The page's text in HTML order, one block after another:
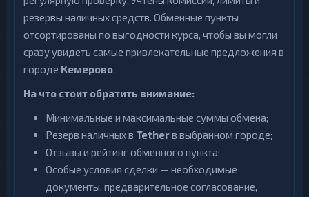
резервы наличных средств. Обменные пункты
отсортированы по выгодности курса, чтобы вы могли
сразу увидеть самые привлекательные предложения в
городе Кемерово.
На что стоит обратить внимание:
Минимальные и максимальные суммы обмена;
Резерв наличных в Tetherв выбранном городе;
Отзывы и рейтинг обменного пункта;
Особые условия сделки — необходимые
документы, предварительное согласование,